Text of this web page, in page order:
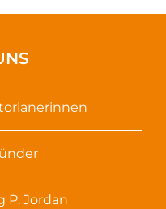
P. Jordan